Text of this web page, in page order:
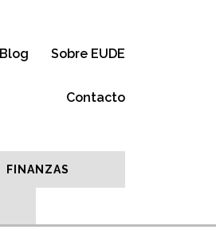
Blog Sobre EUDE
Contacto
FINANZAS